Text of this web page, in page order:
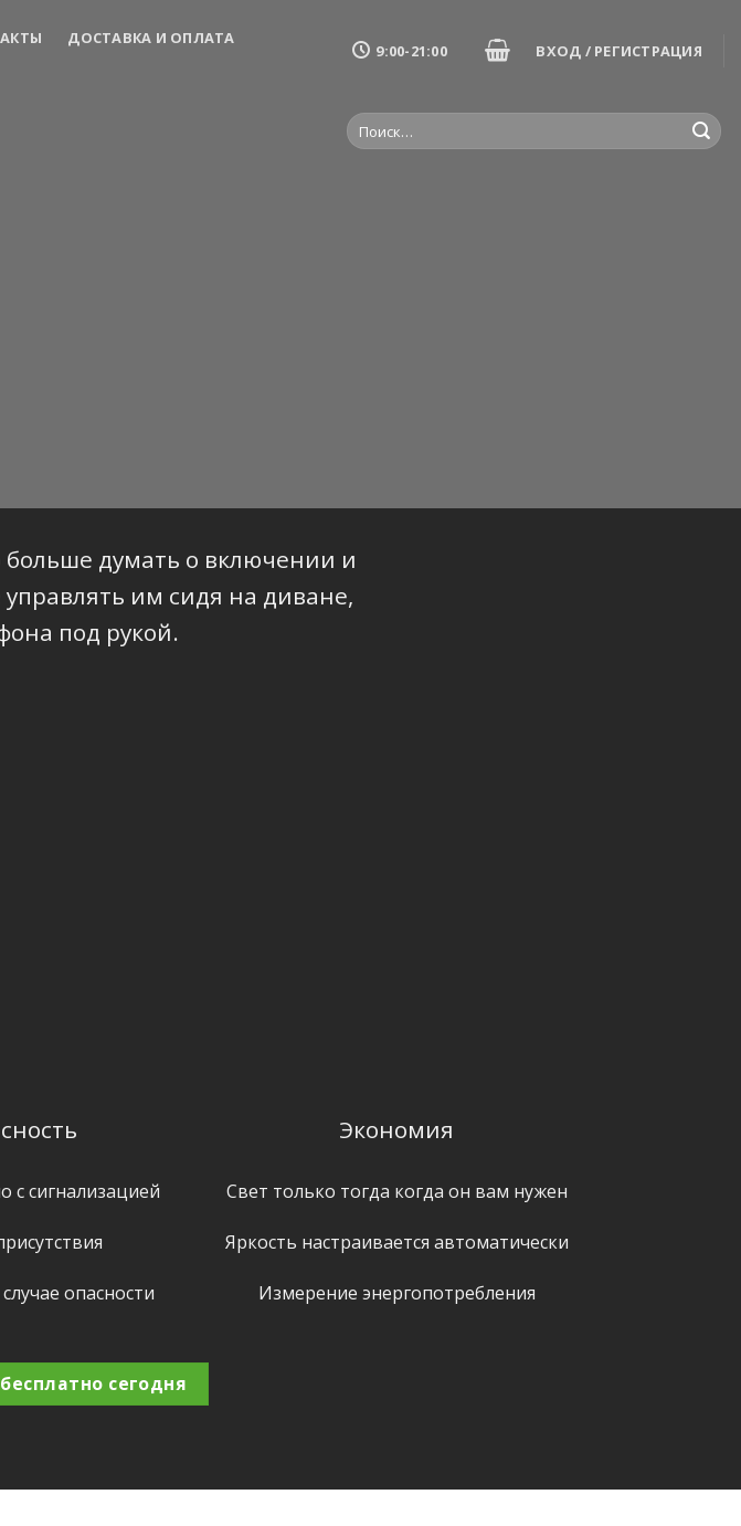
ДОСТАВКА И ОПЛАТА
9:00-21:00 ВХОД / РЕГИСТРАЦИЯ
Искать:
думать о включении и
им сидя на диване,
под рукой.
с сигнализацией
опасности
Экономия
Свет только тогда когда он вам нужен
Яркость настраивается автоматически
Измерение энергопотребления
сегодня